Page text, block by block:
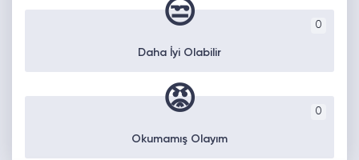
0
😒
Daha İyi Olabilir
0
😡
Okumamış Olayım